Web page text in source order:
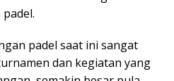
padel saat ini sangat
dan kegiatan yang